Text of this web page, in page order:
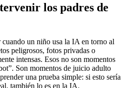
los padres de
un niño usa la IA en torno al
peligrosos, fotos privadas o
intensas. Esos no son momentos
Son momentos de juicio adulto
una prueba simple: si esto sería
también lo es en la IA.